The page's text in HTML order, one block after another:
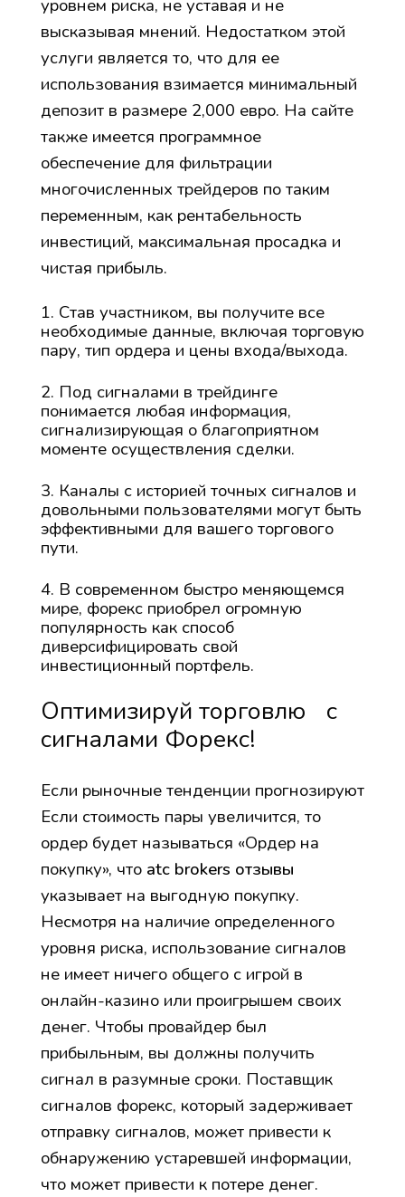
уровнем риска, не уставая и не
высказывая мнений. Недостатком этой
услуги является то, что для ее
использования взимается минимальный
депозит в размере 2,000 евро. На сайте
также имеется программное
обеспечение для фильтрации
многочисленных трейдеров по таким
переменным, как рентабельность
инвестиций, максимальная просадка и
чистая прибыль.
Став участником, вы получите все
необходимые данные, включая торговую
пару, тип ордера и цены входа/выхода.
Под сигналами в трейдинге
понимается любая информация,
сигнализирующая о благоприятном
моменте осуществления сделки.
Каналы с историей точных сигналов и
довольными пользователями могут быть
эффективными для вашего торгового
пути.
В современном быстро меняющемся
мире, форекс приобрел огромную
популярность как способ
диверсифицировать свой
инвестиционный портфель.
Оптимизируй торговлю с
сигналами Форекс!
Если рыночные тенденции прогнозируют
Если стоимость пары увеличится, то
ордер будет называться «Ордер на
покупку», что atc brokers отзывы
указывает на выгодную покупку.
Несмотря на наличие определенного
уровня риска, использование сигналов
не имеет ничего общего с игрой в
онлайн-казино или проигрышем своих
денег. Чтобы провайдер был
прибыльным, вы должны получить
сигнал в разумные сроки. Поставщик
сигналов форекс, который задерживает
отправку сигналов, может привести к
обнаружению устаревшей информации,
что может привести к потере денег.